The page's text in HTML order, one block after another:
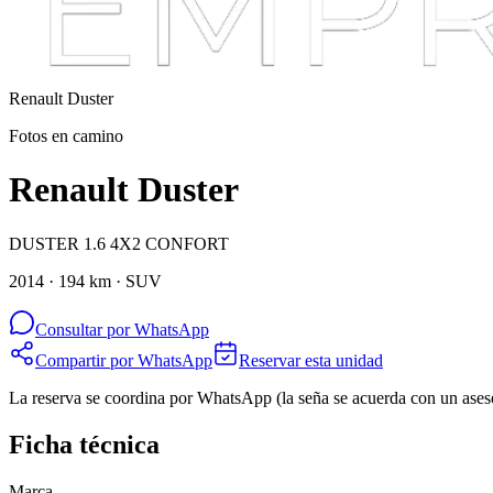
Renault Duster
Fotos en camino
Renault Duster
DUSTER 1.6 4X2 CONFORT
2014 · 194 km · SUV
Consultar por WhatsApp
Compartir por WhatsApp
Reservar esta unidad
La reserva se coordina por WhatsApp (la seña se acuerda con un
Ficha técnica